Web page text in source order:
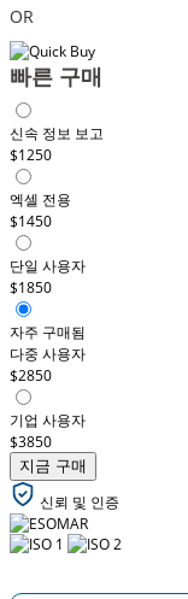
OR
빠른 구매
신속 정보 보고
$1250
엑셀 전용
$1450
단일 사용자
$1850
자주 구매됨
다중 사용자
$2850
기업 사용자
$3850
지금 구매
신뢰 및 인증